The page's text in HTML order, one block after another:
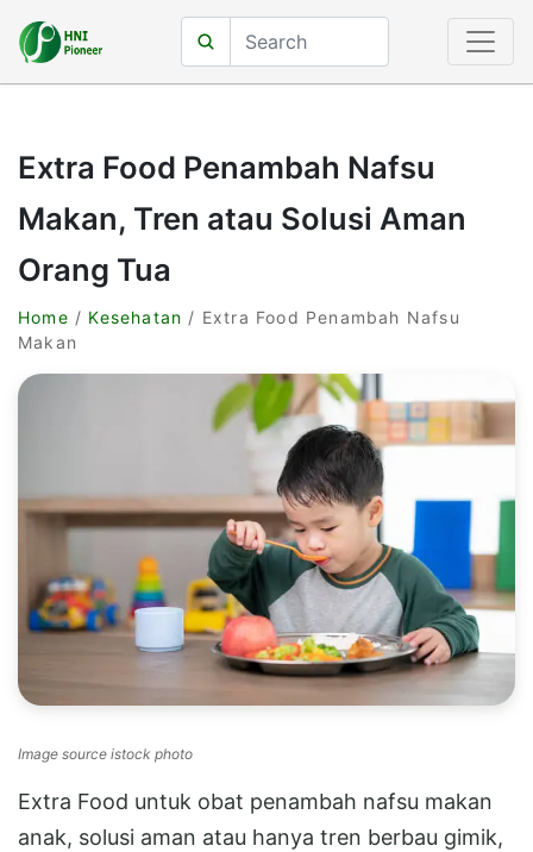
Extra Food Penambah Nafsu
Makan, Tren atau Solusi Aman
Orang Tua
Home / Kesehatan / Extra Food Penambah Nafsu
Makan
Image source istock photo
Extra Food untuk obat penambah nafsu makan
anak, solusi aman atau hanya tren berbau gimik,